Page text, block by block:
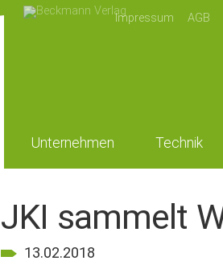
Impressum AGB
Unternehmen Technik
JKI sammelt
13.02.2018